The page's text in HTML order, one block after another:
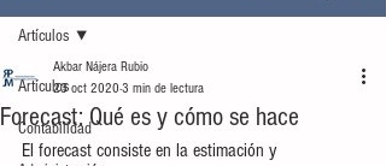
Artículos
Contabilidad
Artículos
Forecast: Qué es y cómo se hace
Akbar Nájera Rubio
23 oct 2020 3 min de lectura
El forecast consiste en la estimación y